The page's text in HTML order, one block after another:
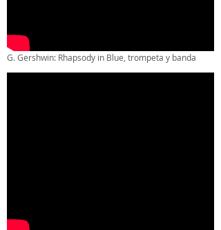
G. Gershwin: Rhapsody in Blue, trompeta y banda